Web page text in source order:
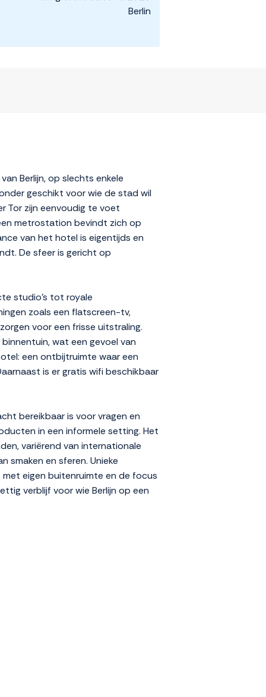
Berlin
Berlijn, op slechts enkele
geschikt voor wie de stad wil
Tor zijn eenvoudig te voet
metrostation bevindt zich op
van het hotel is eigentijds en
De sfeer is gericht op
studio's tot royale
zoals een flatscreen-tv,
voor een frisse uitstraling.
wat een gevoel van
een ontbijtruimte waar een
is er gratis wifi beschikbaar
bereikbaar is voor vragen en
in een informele setting. Het
variërend van internationale
smaken en sferen. Unieke
met eigen buitenruimte en de focus
verblijf voor wie Berlijn op een